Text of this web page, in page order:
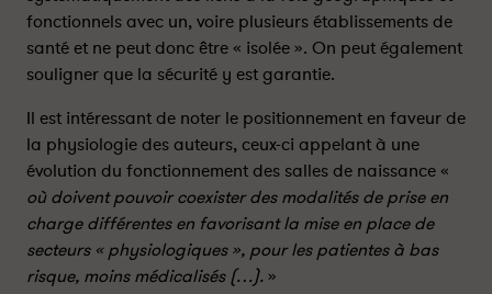
n
o
n
c
e
-
P
a
r
t
a
g
n
o
c
e
-
a
r
t
a
g
fonctionnels avec un, voire plusieurs établissements de
santé et ne peut donc être « isolée ». On peut également
souligner que la sécurité y est garantie.
Il est intéressant de noter le positionnement en faveur de
la physiologie des auteurs, ceux-ci appelant à une
évolution du fonctionnement des salles de naissance «
où doivent pouvoir coexister des modalités de prise en
charge différentes en favorisant la mise en place de
secteurs « physiologiques », pour les patientes à bas
risque, moins médicalisés (…).»